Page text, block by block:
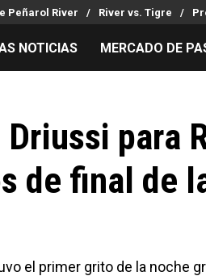
Peñarol River River vs. Tigre
Argentina
Mercado de
Análisis
Juanfer
Chacho Coudet
NOTICIAS MERCADO DE
Driussi para
de final de
el primer grito de la noche